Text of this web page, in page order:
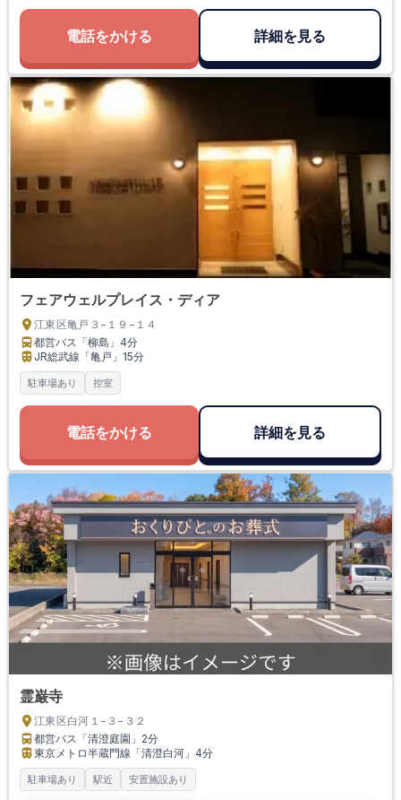
電話をかける 詳細を見る
フェアウェルプレイス・ディア
江東区亀戸３−１９−１４
都営バス「柳島」 4分
JR総武線「亀戸」 15分
駐車場あり 控室
電話をかける 詳細を見る
霊巌寺
江東区白河１−３−３２
都営バス「清澄庭園」 2分
東京メトロ半蔵門線「清澄白河」 4分
駐車場あり 駅近 安置施設あり